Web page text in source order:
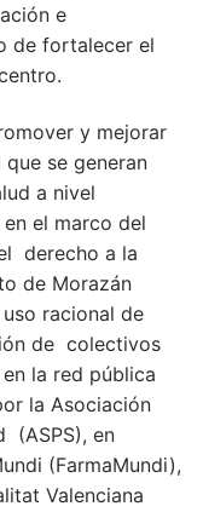
e
de fortalecer el
y mejorar
se generan
a nivel
el marco del
derecho a la
de Morazán
racional de
de colectivos
la red pública
la Asociación
(ASPS), en
(FarmaMundi),
Valenciana